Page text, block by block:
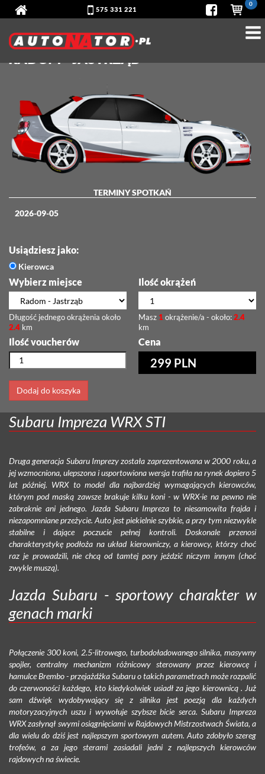
575 331 221
0
SUBARU IMPREZA WRX - TOR
RADOM - JASTRZĄB
TERMINY SPOTKAŃ
2026-09-05
Usiądziesz jako:
Kierowca
Wybierz miejsce
Długość jednego okrążenia około
2.4 km
Ilość okrążeń
Masz 1 okrążenie/a - około: 2.4
km
Ilość voucherów Cena
299 PLN
Dodaj do koszyka
Subaru Impreza WRX STI
Druga generacja Subaru Imprezy została zaprezentowana w 2000 roku, a
jej wzmocniona, ulepszona i usportowiona wersja trafiła na rynek dopiero 5
lat później. WRX to model dla najbardziej wymagających kierowców,
którym pod maską zawsze brakuje kilku koni - w WRX-ie na pewno nie
zabraknie ani jednego. Jazda Subaru Impreza to niesamowita frajda i
niezapomniane przeżycie. Auto jest piekielnie szybkie, a przy tym niezwykle
stabilne i dające poczucie pełnej kontroli. Doskonale przenosi
charakterystykę podłoża na układ kierowniczy, a kierowcy, którzy choć
raz je prowadzili, nie chcą od tamtej pory jeździć niczym innym (choć
zwykle muszą).
Jazda Subaru - sportowy charakter w
genach marki
Połączenie 300 koni, 2.5-litrowego, turbodoładowanego silnika, masywny
spojler, centralny mechanizm różnicowy sterowany przez kierowcę i
hamulce Brembo - przejażdżka Subaru o takich parametrach może rozpalić
do czerwoności każdego, kto kiedykolwiek usiadł za jego kierownicą . Już
sam dźwięk wydobywający się z silnika jest poezją dla każdych
motoryzacyjnych uszu i wywołuje szybsze bicie serca. Subaru Impreza
WRX zasłynął swymi osiągnięciami w Rajdowych Mistrzostwach Świata, a
dla wielu do dziś jest najlepszym sportowym autem. Auto zdobyło szereg
trofeów, a za jego sterami zasiadali jedni z najlepszych kierowców
rajdowych na świecie.